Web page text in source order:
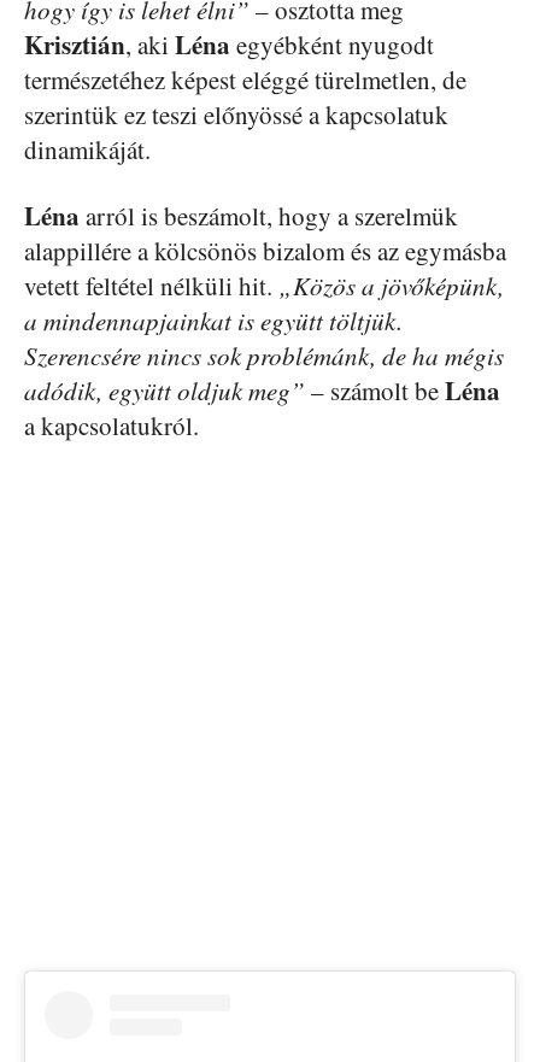
hogy így is lehet élni” – osztotta meg
Krisztián, aki Léna egyébként nyugodt
természetéhez képest eléggé türelmetlen, de
szerintük ez teszi előnyössé a kapcsolatuk
dinamikáját.
Léna arról is beszámolt, hogy a szerelmük
alappillére a kölcsönös bizalom és az egymásba
vetett feltétel nélküli hit. „Közös a jövőképünk,
a mindennapjainkat is együtt töltjük.
Szerencsére nincs sok problémánk, de ha mégis
adódik, együtt oldjuk meg” – számolt beLéna
a kapcsolatukról.